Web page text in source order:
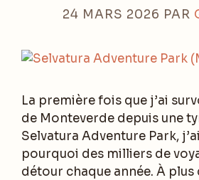
24 MARS 2026 PAR
La première fois que j’ai
de Monteverde depuis une
Selvatura Adventure Park,
pourquoi des milliers de
détour chaque année. À plus